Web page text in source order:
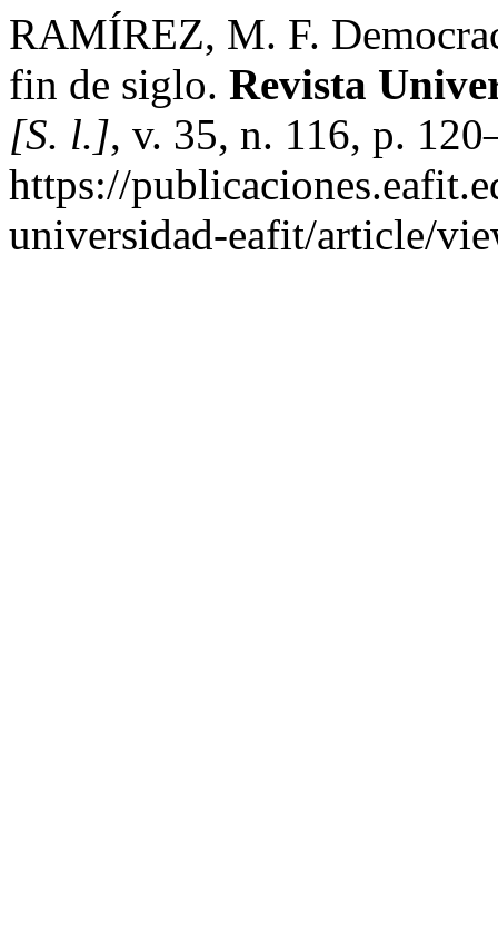
RAMÍREZ, M. F.
fin de siglo. Revista
[S. l.], v. 35, n. 116, p.
https://
universidad-eafit/article/